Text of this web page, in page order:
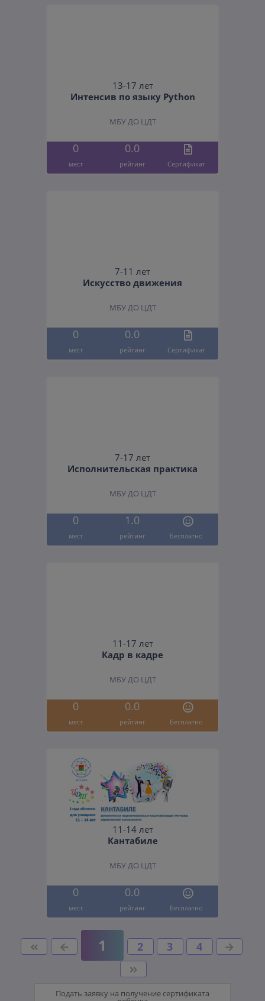
13-17 лет
Интенсив по языку Python
МБУ ДО ЦДТ
0 0.0
мест рейтинг Cертификат
7-11 лет
Искусство движения
МБУ ДО ЦДТ
0 0.0
мест рейтинг Cертификат
7-17 лет
Исполнительская практика
МБУ ДО ЦДТ
0 1.0
мест рейтинг Бесплатно
11-17 лет
Кадр в кадре
МБУ ДО ЦДТ
0 0.0
мест рейтинг Бесплатно
11-14 лет
Кантабиле
МБУ ДО ЦДТ
0 0.0
мест рейтинг Бесплатно
1 2 3 4
Подать заявку на получение сертификата